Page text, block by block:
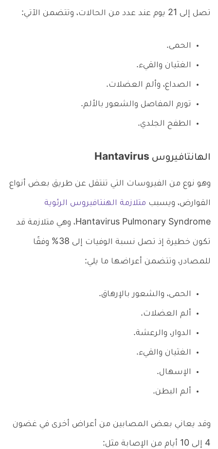
تصل إلى 21 يوم عند عدد من الحالات، وتتضمن الآتي:
الحمى.
الغثيان والقيء.
الصداع، وألم العضلات.
تورم المفاصل والشعور بالألم.
الطفح الجلدي.
الهانتافيروس Hantavirus
وهو نوع من الفيروسات التي تنتقل عن طريق بعض أنواع
القوارض، ويسبب متلازمة الهنتافيروس الرئوية
Hantavirus Pulmonary Syndrome، وهي متلازمة قد
تكون خطيرة إذ تصل نسبة الوفيات إلى 38% وفقًا
للمصادر، وتتضمن أعراضها ما يلي:
الحمى، والشعور بالإرهاق.
ألم العضلات.
الدوار، والرعشة.
الغثيان والقيء.
الإسهال.
ألم البطن.
وقد يعاني بعض المصابين من أعراض أخرى في غضون
4 إلى 10 أيام من الإصابة مثل: